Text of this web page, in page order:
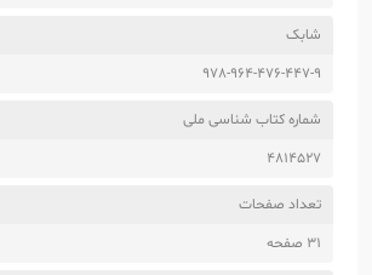
شابک
978-964-476-447-9
شماره کتاب شناسی ملی
4814527
تعداد صفحات
31 صفحه